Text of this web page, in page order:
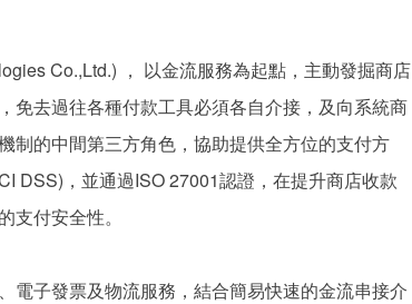
Co.,Ltd.) ， 以金流服務為起點，主動發掘商店
免去過往各種付款工具必須各自介接，及向系統商
制的中間第三方角色，協助提供全方位的支付方
DSS)，並通過ISO 27001認證，在提升商店收款
付安全性。
電子發票及物流服務，結合簡易快速的金流串接介